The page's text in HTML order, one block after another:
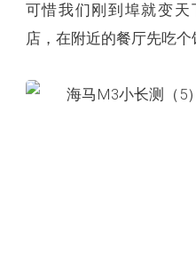
可惜我们刚到埠就变
店，在附近的餐厅先吃个